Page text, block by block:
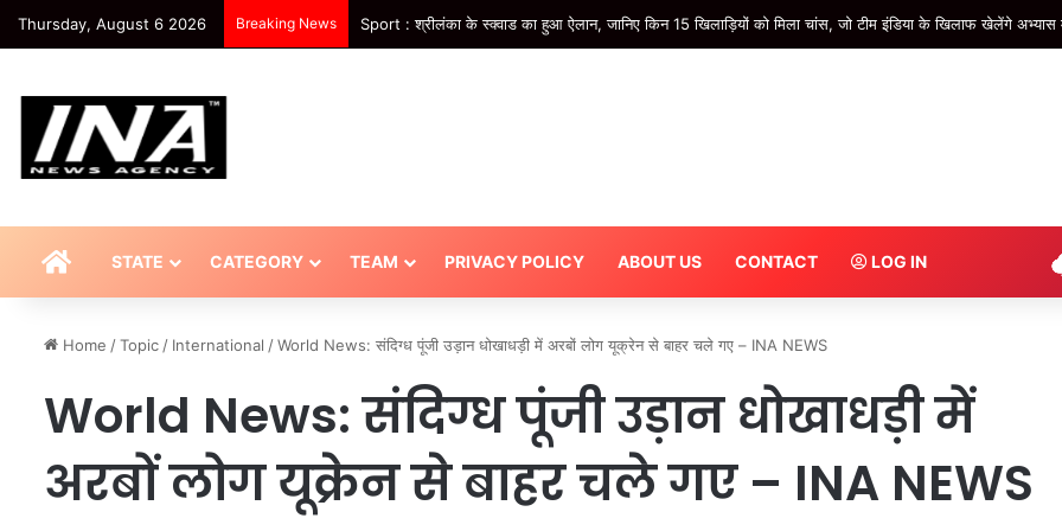
Thursday, August 6 2026 Breaking News राजकुमारी ने छोड़ी शाही जिंदगी! 19 साल की Princess Isabella बनीं सेना की जवान, 11 महीने करेंगी देश सेवा
HOMESTATE CATEGORY TEAM PRIVACY POLICY ABOUT US CONTACT LOG IN
Home /Topic / International /World News: संदिग्ध पूंजी उड़ान धोखाधड़ी में अरबों लोग यूक्रेन से बाहर चले गए – INA NEWS
World News: संदिग्ध पूंजी उड़ान धोखाधड़ी में
अरबों लोग यूक्रेन से बाहर चले गए – INA NEWS